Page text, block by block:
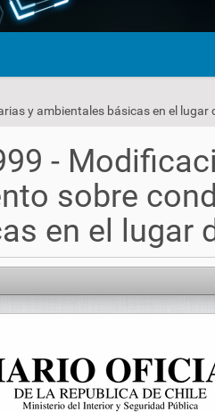
y ambientales básicas en el lugar
-
sobre
en el lugar